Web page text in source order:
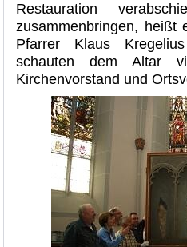
Restauration
zusammenbringen, heißt
Pfarrer Klaus
schauten dem Altar
Kirchenvorstand und